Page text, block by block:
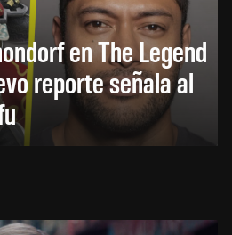
en The Legend
reporte señala al